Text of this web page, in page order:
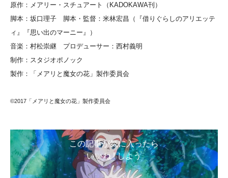
原作：メアリー・スチュアート（KADOKAWA刊）
脚本：坂口理子 脚本・監督：米林宏昌（『借りぐらしのアリエッテ
ィ』『思い出のマーニー』）
音楽：村松崇継 プロデューサー：西村義明
制作：スタジオポノック
製作：「メアリと魔女の花」製作委員会
©2017「メアリと魔女の花」製作委員会
この記事が気に入ったら
いいね ! しよう